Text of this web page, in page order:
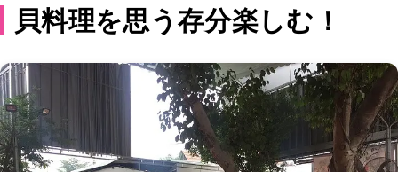
貝料理を思う存分楽しむ！